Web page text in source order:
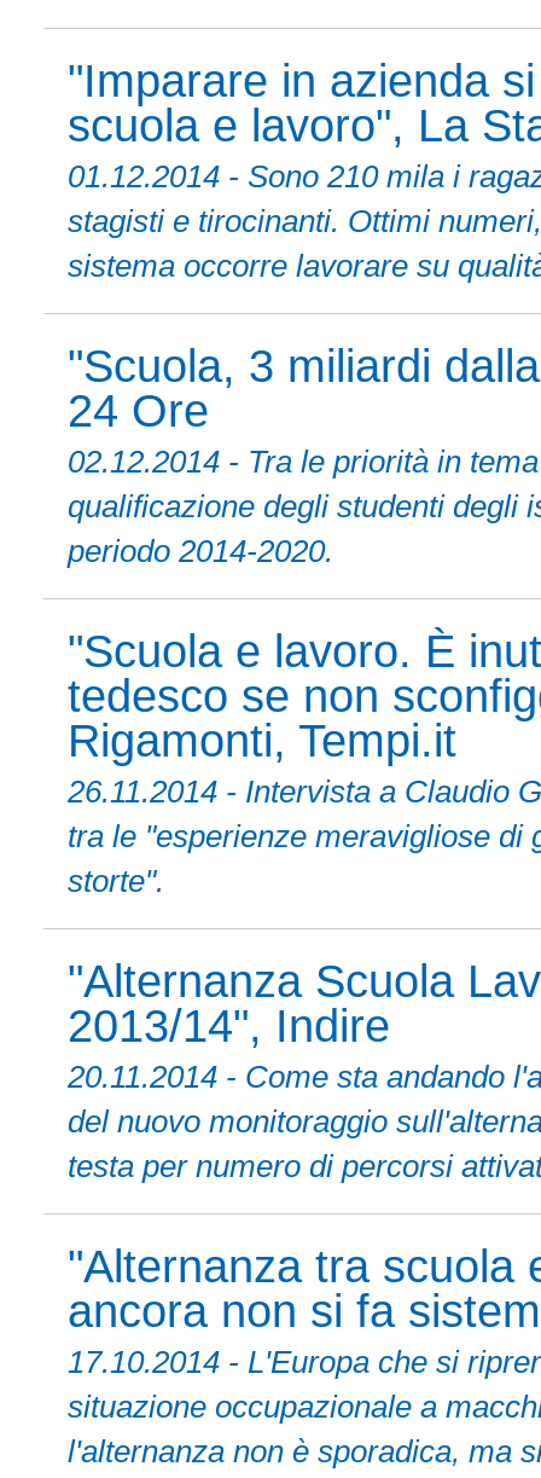
"Imparare in azienda
scuola e lavoro", La
01.12.2014 - Sono 210 mila i
stagisti e tirocinanti. Ottimi
sistema occorre lavorare su
"Scuola, 3 miliardi
24 Ore
02.12.2014 - Tra le priorità in
qualificazione degli studenti degli
periodo 2014-2020.
"Scuola e lavoro. È
tedesco se non
Rigamonti, Tempi.it
26.11.2014 - Intervista a Claudio
tra le "esperienze meravigliose di
storte".
"Alternanza Scuola
2013/14", Indire
20.11.2014 - Come sta andando
del nuovo monitoraggio
testa per numero di percorsi
"Alternanza tra scuola
ancora non si fa
17.10.2014 - L'Europa che si
situazione occupazionale a
l'alternanza non è sporadica, ma